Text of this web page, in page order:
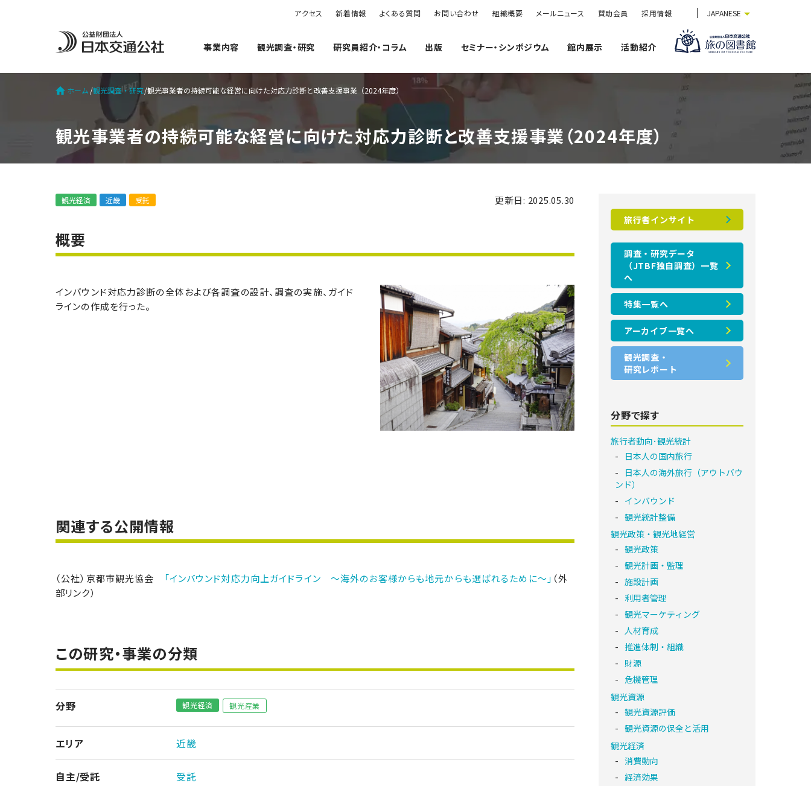
アクセス 新着情報 よくある質問 お問い合わせ 組織概要 メールニュース 賛助会員 採用情報 JAPANESE
事業内容 観光調査・研究 研究員紹介・コラム 出版 セミナー・シンポジウム 館内展示 活動紹介
ホーム 観光調査・研究 観光事業者の持続可能な経営に向けた対応力診断と改善支援事業（2024年度）
観光事業者の持続可能な経営に向けた対応力診断と改善支援事業（2024年度）
観光経済 近畿 受託 更新日: 2025.05.30
概要
インバウンド対応力診断の全体および各調査の設計、調査の実施、ガイド
ラインの作成を行った。
関連する公開情報
（公社）京都市観光協会 「インバウンド対応力向上ガイドライン ～海外のお客様からも地元からも選ばれるために～」 （外
部リンク）
この研究・事業の分類
分野 観光経済 観光産業
エリア 近畿
自主/受託 受託
旅行者インサイト
調査・研究データ
（JTBF独自調査）一覧
へ
特集一覧へ
アーカイブ一覧へ
観光調査・
研究レポート
分野で探す
旅行者動向･観光統計
日本人の国内旅行
日本人の海外旅行（アウトバウ
ンド）
インバウンド
観光統計整備
観光政策・観光地経営
観光政策
観光計画・監理
施設計画
利用者管理
観光マーケティング
人材育成
推進体制・組織
財源
危機管理
観光資源
観光資源評価
観光資源の保全と活用
観光経済
消費動向
経済効果